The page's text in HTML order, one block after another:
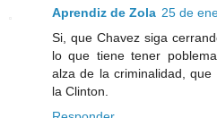
Aprendiz de Zola 25 de
Si, que Chavez siga
lo que tiene tener
alza de la criminalidad,
la Clinton.